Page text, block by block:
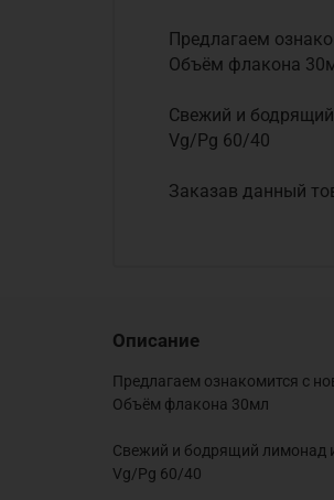
Предлагаем
Объём флакона
Свежий и бодрящий
Vg/Pg 60/40
Заказав данный
Описание
Предлагаем ознакомится с
Объём флакона 30мл
Свежий и бодрящий лимонад
Vg/Pg 60/40